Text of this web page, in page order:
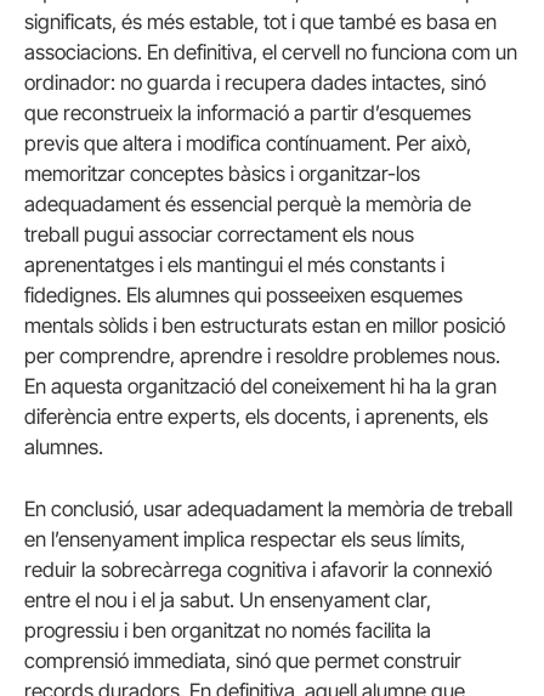
significats, és més estable, tot i que també es basa en
associacions. En definitiva, el cervell no funciona com un
ordinador: no guarda i recupera dades intactes, sinó
que reconstrueix la informació a partir d’esquemes
previs que altera i modifica contínuament. Per això,
memoritzar conceptes bàsics i organitzar-los
adequadament és essencial perquè la memòria de
treball pugui associar correctament els nous
aprenentatges i els mantingui el més constants i
fidedignes. Els alumnes qui posseeixen esquemes
mentals sòlids i ben estructurats estan en millor posició
per comprendre, aprendre i resoldre problemes nous.
En aquesta organització del coneixement hi ha la gran
diferència entre experts, els docents, i aprenents, els
alumnes.
En conclusió, usar adequadament la memòria de treball
en l’ensenyament implica respectar els seus límits,
reduir la sobrecàrrega cognitiva i afavorir la connexió
entre el nou i el ja sabut. Un ensenyament clar,
progressiu i ben organitzat no només facilita la
comprensió immediata, sinó que permet construir
records duradors. En definitiva, aquell alumne que